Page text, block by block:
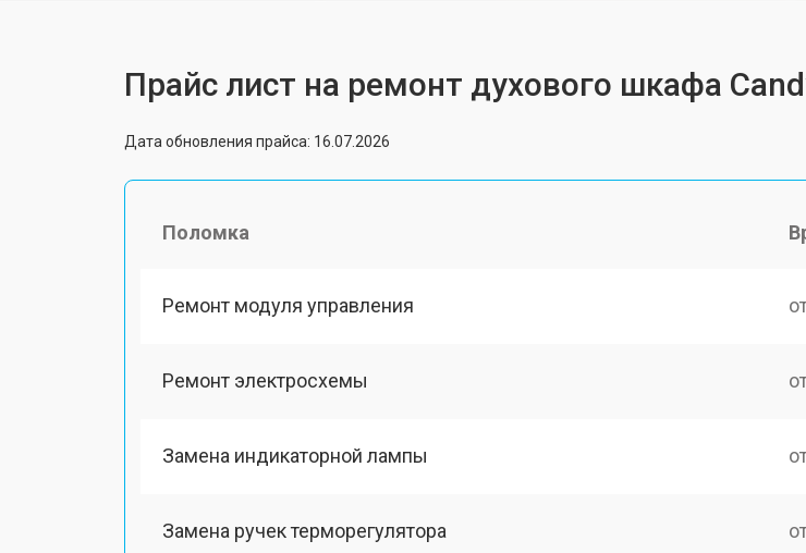
Прайс лист на ремонт духового шкафа
Дата обновления прайса: 16.07.2026
Поломка
Ремонт модуля управления
Ремонт электросхемы
Замена индикаторной лампы
Замена ручек терморегулятора